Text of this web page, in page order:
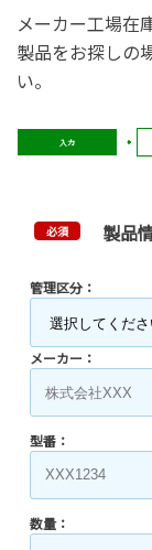
メーカー工場在
製品をお探しの
い。
入力
必須 製品
管理区分：
メーカー：
型番：
数量：